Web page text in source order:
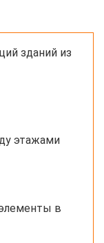
зданий из
этажами
в